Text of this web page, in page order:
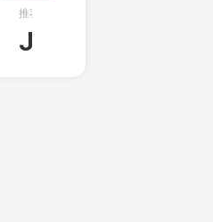
建×575字
017）-Java-网
推荐文章的分类
Java